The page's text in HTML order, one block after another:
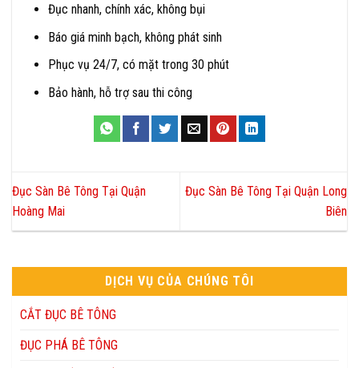
Đục nhanh, chính xác, không bụi
Báo giá minh bạch, không phát sinh
Phục vụ 24/7, có mặt trong 30 phút
Bảo hành, hỗ trợ sau thi công
Đục Sàn Bê Tông Tại Quận
Hoàng Mai
Đục Sàn Bê Tông Tại Quận Long
Biên
DỊCH VỤ CỦA CHÚNG TÔI
CẮT ĐỤC BÊ TÔNG
ĐỤC PHÁ BÊ TÔNG